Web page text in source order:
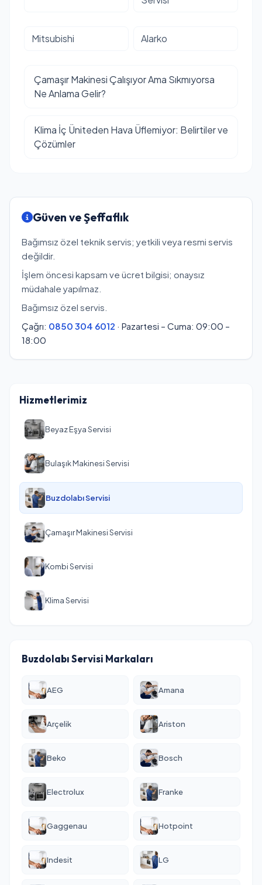
Mitsubishi Alarko
Çamaşır Makinesi Çalışıyor Ama Sıkmıyorsa
Ne Anlama Gelir?
Klima İç Üniteden Hava Üflemiyor: Belirtiler ve
Çözümler
Güven ve Şeffaflık
Bağımsız özel teknik servis; yetkili veya resmi servis
değildir.
İşlem öncesi kapsam ve ücret bilgisi; onaysız
müdahale yapılmaz.
Bağımsız özel servis.
Çağrı: 0850 304 6012 · Pazartesi – Cuma: 09:00 –
18:00
Hizmetlerimiz
Beyaz Eşya Servisi
Bulaşık Makinesi Servisi
Buzdolabı Servisi
Çamaşır Makinesi Servisi
Kombi Servisi
Klima Servisi
Buzdolabı Servisi Markaları
AEG Amana
Arçelik Ariston
Beko Bosch
Electrolux Franke
Gaggenau Hotpoint
Indesit LG